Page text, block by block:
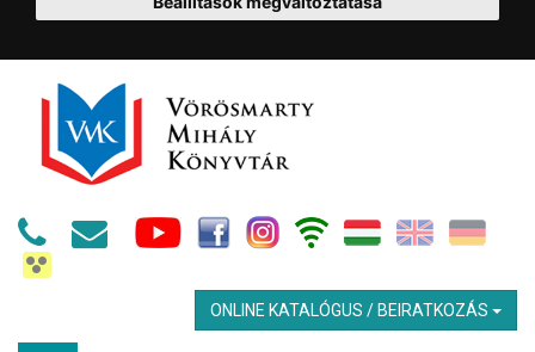
ONLINE KATALÓGUS / BEIRATKOZÁS